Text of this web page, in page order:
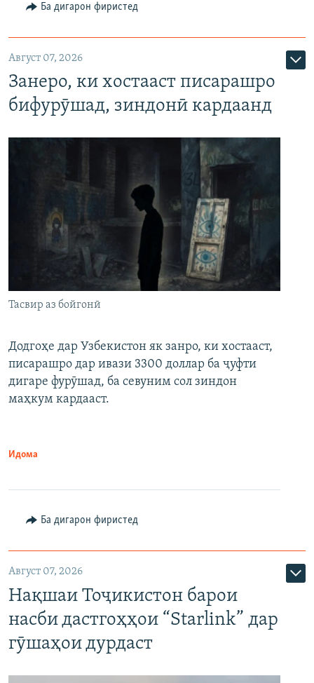
Ба дигарон фиристед
Август 07, 2026
Занеро, ки хостааст писарашро
бифурӯшад, зиндонӣ кардаанд
Тасвир аз бойгонӣ
Додгоҳе дар Узбекистон як занро, ки хостааст,
писарашро дар ивази 3300 доллар ба ҷуфти
дигаре фурӯшад, ба севуним сол зиндон
маҳкум кардааст.
Идома
Ба дигарон фиристед
Август 07, 2026
Нақшаи Тоҷикистон барои
насби дастгоҳҳои “Starlink” дар
гӯшаҳои дурдаст